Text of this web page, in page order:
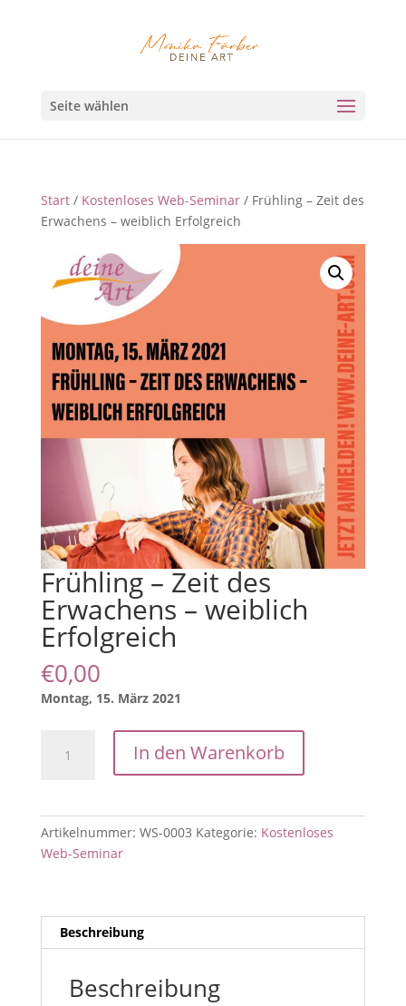
Seite wählen
Start/ Kostenloses Web-Seminar/ Frühling – Zeit des
Erwachens – weiblich Erfolgreich
Frühling – Zeit des
Erwachens – weiblich
Erfolgreich
€0,00
Montag, 15. März 2021
Erwachens
In den Warenkorb
Artikelnummer: WS-0003 Kategorie: Kostenloses
Web-Seminar
Beschreibung
Beschreibung